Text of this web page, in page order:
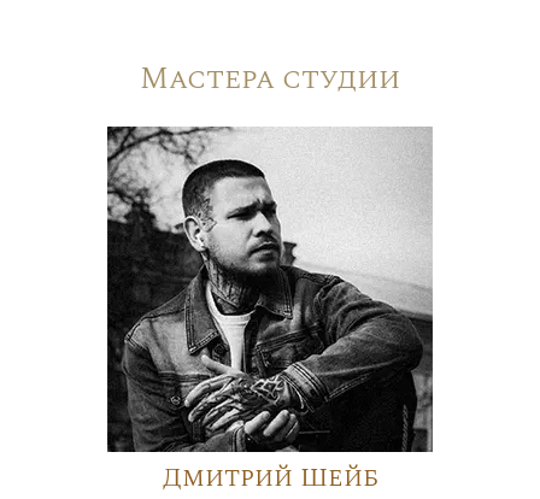
Мастера студии
Дмитрий Шейб